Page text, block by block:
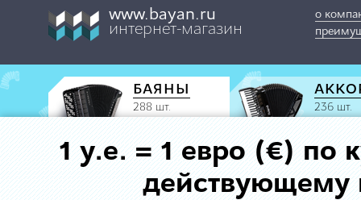
www.bayan.ru
интернет-магазин
о
БАЯНЫ
288 шт. 236 шт.
1 у.е. = 1 евро (€) по
действующему